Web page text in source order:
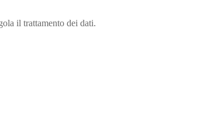
il trattamento dei dati.